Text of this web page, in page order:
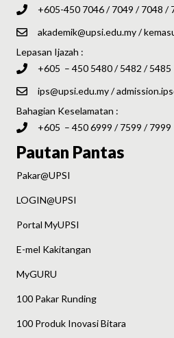
+605-450 7046 / 7049 / 7048 /
akademik@upsi.edu.my/
Lepasan Ijazah :
+605 – 450 5480 / 5482 / 5485
ips@upsi.edu.my/
Bahagian Keselamatan :
+605 – 450 6999 / 7599 / 7999
Pautan Pantas
Pakar@UPSI
LOGIN@UPSI
Portal MyUPSI
E-mel Kakitangan
MyGURU
100 Pakar Runding
100 Produk Inovasi Bitara